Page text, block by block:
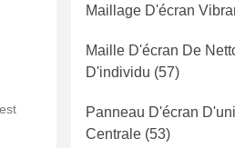
Maillage D'écran
Maille D'écran De
D'individu (57)
Panneau D'écran
Centrale (53)